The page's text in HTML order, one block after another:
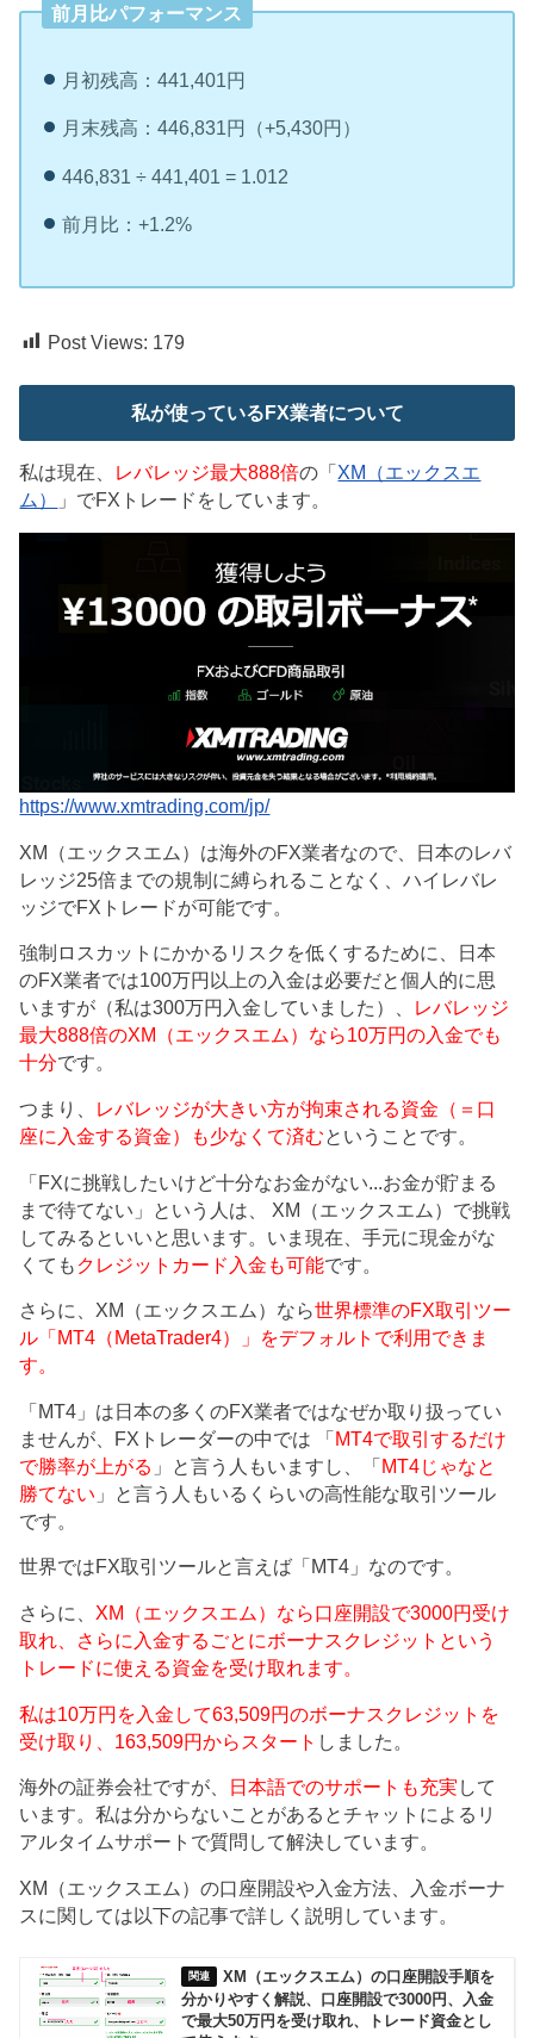
前月比パフォーマンス
月初残高：441,401円
月末残高：446,831円（+5,430円）
446,831 ÷ 441,401 = 1.012
前月比：+1.2%
Post Views: 179
私が使っているFX業者について
私は現在、 レバレッジ最大888倍の「XM（エックスエ
ム）
」でFXトレードをしています。
https://www.xmtrading.com/jp/
XM（エックスエム）は海外のFX業者なので、日本のレバ
レッジ25倍までの規制に縛られることなく、ハイレバレ
ッジでFXトレードが可能です。
強制ロスカットにかかるリスクを低くするために、日本
のFX業者では100万円以上の入金は必要だと個人的に思
いますが（私は300万円入金していました）、 レバレッジ
最大888倍のXM（エックスエム）なら10万円の入金でも
十分です。
つまり、 レバレッジが大きい方が拘束される資金（＝口
座に入金する資金）も少なくて済むということです。
「FXに挑戦したいけど十分なお金がない...お金が貯まる
まで待てない」という人は、 XM（エックスエム）で挑戦
してみるといいと思います。いま現在、手元に現金がな
くても クレジットカード入金も可能です。
さらに、XM（エックスエム）なら世界標準のFX取引ツー
ル「MT4（MetaTrader4）」をデフォルトで利用できま
す。
「MT4」は日本の多くのFX業者ではなぜか取り扱ってい
ませんが、FXトレーダーの中では 「 MT4で取引するだけ
で勝率が上がる 」と言う人もいますし、「 MT4じゃなと
勝てない 」と言う人もいるくらいの高性能な取引ツール
です。
世界ではFX取引ツールと言えば「MT4」なのです。
さらに、 XM（エックスエム）なら口座開設で3000円受け
取れ、さらに入金するごとにボーナスクレジットという
トレードに使える資金を受け取れます。
私は10万円を入金して63,509円のボーナスクレジットを
受け取り、163,509円からスタート しました。
海外の証券会社ですが、 日本語でのサポートも充実 して
います。私は分からないことがあるとチャットによるリ
アルタイムサポートで質問して解決しています。
XM（エックスエム）の口座開設や入金方法、入金ボーナ
スに関しては以下の記事で詳しく説明しています。
XM（エックスエム）の口座開設手順を
分かりやすく解説、口座開設で3000円、入金
で最大50万円を受け取れ、トレード資金とし